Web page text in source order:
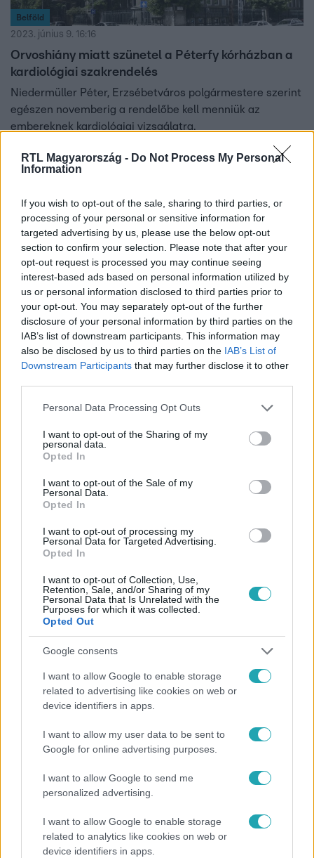
RTL Magyarország - Do Not Process My Personal
Information
If you wish to opt-out of the sale, sharing to third parties, or
processing of your personal or sensitive information for
targeted advertising by us, please use the below opt-out
section to confirm your selection. Please note that after your
opt-out request is processed you may continue seeing
interest-based ads based on personal information utilized by
us or personal information disclosed to third parties prior to
your opt-out. You may separately opt-out of the further
disclosure of your personal information by third parties on the
IAB’s list of downstream participants. This information may
also be disclosed by us to third parties on the IAB’s List of
Downstream Participants that may further disclose it to other
Please note that this website/app uses one or more Google
not limited to your visit or usage behaviour. You may click to
grant or deny consent to Google and its third-party tags to
use your data for below specified purposes in below Google
consent section.
Personal Data Processing Opt Outs
I want to opt-out of the Sharing of my
personal data.
Opted In
I want to opt-out of the Sale of my
Personal Data.
Opted In
I want to opt-out of processing my
Personal Data for Targeted Advertising.
Opted In
I want to opt-out of Collection, Use,
Retention, Sale, and/or Sharing of my
Personal Data that Is Unrelated with the
Purposes for which it was collected.
Opted Out
Google consents
I want to allow Google to enable storage
related to advertising like cookies on web or
device identifiers in apps.
I want to allow my user data to be sent to
Google for online advertising purposes.
I want to allow Google to send me
personalized advertising.
I want to allow Google to enable storage
related to analytics like cookies on web or
device identifiers in apps.
Belföld
2023. június 9. 16:16
Orvoshiány miatt szünetel a Péterfy kórházban a
kardiológiai szakrendelés
Niedermüller Péter, Erzsébetváros polgármestere szerint
egészen novemberig a rendelőbe kell menniük az
embereknek kardiológiai vizsgálatra.
Híradó
2023. június 2. 16:47
Fellázadtak a budapesti Péterfy Sándor Utcai
Úgy tudni, a volt belügyminisztériumi helyettes
államtitkár fehérgalléros bűnözőnek nevezte az
orvosokat egy értekezleten. 22 főorvos a főigazgató
menesztésére szavazott, hatan a maradására. A Dél-
Pesti Centrumkórház vizsgálatot indított a kialakult
munkahelyi légkör okainak feltárására.
Belföld
sms-t attól a doktornőtől, aki itt dolgozik”
Apró csoda a VII. kerületből: részben felújították a
folyosót, aminek korábbi kinézetére szavakat találni is
nehéz.